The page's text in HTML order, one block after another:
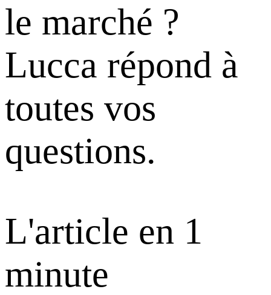
le marché ?
Lucca répond à
toutes vos
questions.
L'article en 1
minute